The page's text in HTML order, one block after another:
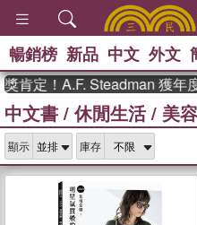
熱
、
獎
暢銷榜 新品 中文 外文
A.F. Steadman 獲年度作家
中文書 / 休閒生活/ 美
顯示 庫存